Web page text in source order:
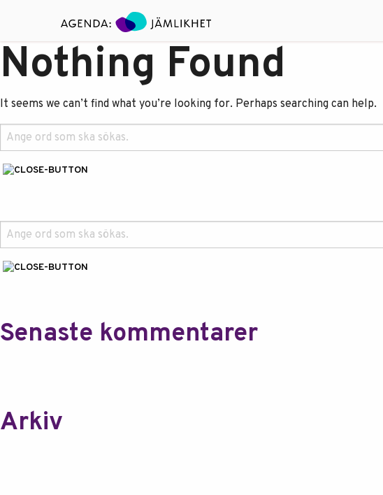
Nothing Found
It seems we can’t find what you’re looking for. Perhaps searching can help.
Senaste kommentarer
Arkiv